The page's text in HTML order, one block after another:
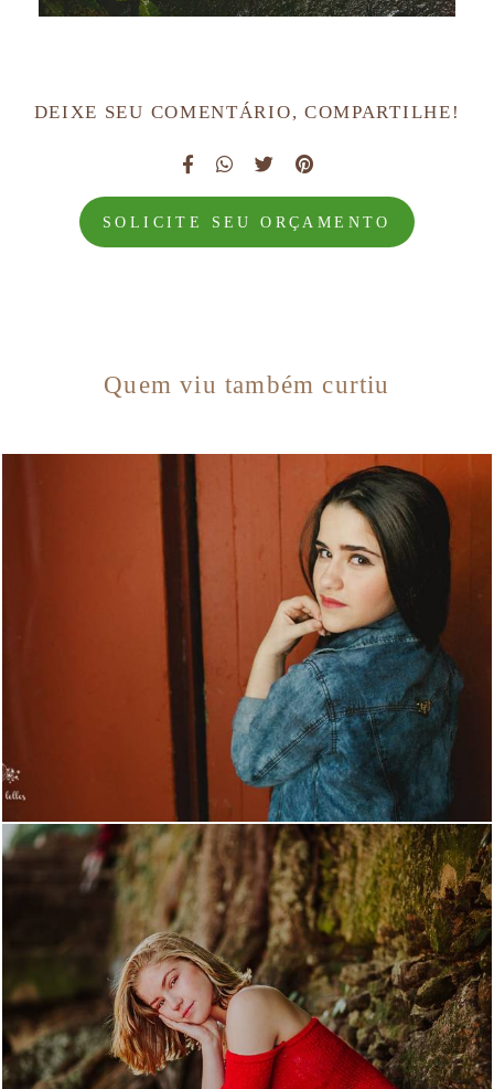
DEIXE SEU COMENTÁRIO, COMPARTILHE!
SOLICITE SEU ORÇAMENTO
Quem viu também curtiu
7153 280
5495 9